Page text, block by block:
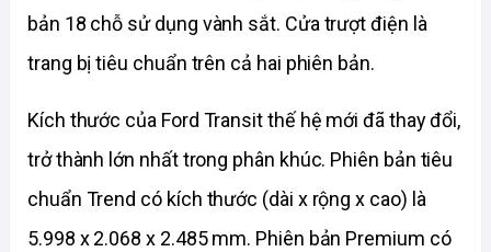
bản 18 chỗ sử dụng vành sắt. Cửa trượt điện là
trang bị tiêu chuẩn trên cả hai phiên bản.
Kích thước của Ford Transit thế hệ mới đã thay đổi,
trở thành lớn nhất trong phân khúc. Phiên bản tiêu
chuẩn Trend có kích thước (dài x rộng x cao) là
5.998 x 2.068 x 2.485 mm. Phiên bản Premium có